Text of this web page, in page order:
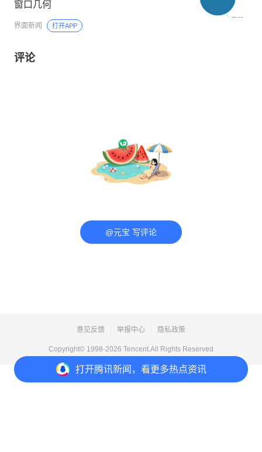
打开腾讯新闻，看更多热点资讯
窗口几何
界面新闻 打开APP
评论
@元宝 写评论
意见反馈 举报中心 隐私政策
Copyright© 1998-2026 Tencent.All Rights Reserved